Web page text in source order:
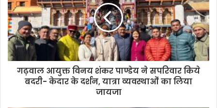
गढ़वाल आयुक्त विनय शंकर पाण्डेय ने सपरिवार किये
बदरी- केदार के दर्शन, यात्रा व्यवस्थाओं का लिया
जायजा